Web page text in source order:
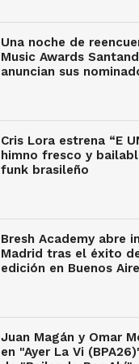
Una noche de
Music Awards
anuncian sus
Cris Lora estrena “E
himno fresco y
funk brasileño
Bresh Academy abre
Madrid tras el éxito
edición en Buenos
Juan Magán y Omar
en "Ayer La Vi